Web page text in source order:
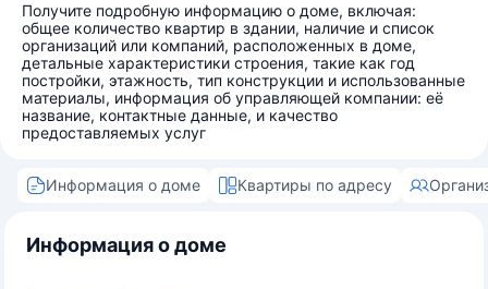
Получите подробную информацию о доме, включая:
общее количество квартир в здании, наличие и список
организаций или компаний, расположенных в доме,
детальные характеристики строения, такие как год
постройки, этажность, тип конструкции и использованные
материалы, информация об управляющей компании: её
название, контактные данные, и качество
предоставляемых услуг
Информация о доме Квартиры по адресу
Информация о доме